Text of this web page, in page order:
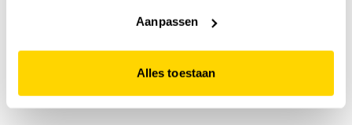
website niet optimaal functioneert.
Aanpassen
Alles toestaan